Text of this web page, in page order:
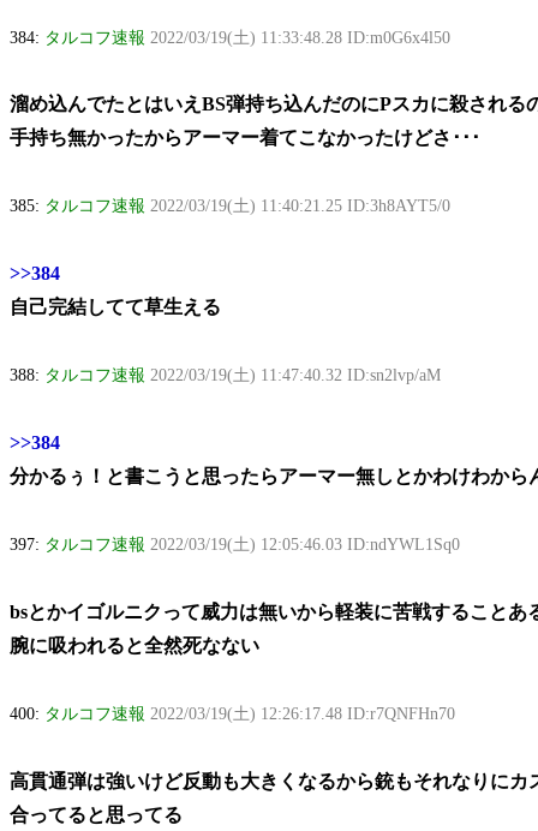
384: タルコフ速報 2022/03/19(土) 11:33:48.28 ID:m0G6x4l50
溜め込んでたとはいえBS弾持ち込んだのにPスカに殺される
手持ち無かったからアーマー着てこなかったけどさ･･･
385: タルコフ速報 2022/03/19(土) 11:40:21.25 ID:3h8AYT5/0
>>384
自己完結してて草生える
388: タルコフ速報 2022/03/19(土) 11:47:40.32 ID:sn2lvp/aM
>>384
分かるぅ！と書こうと思ったらアーマー無しとかわけわから
397: タルコフ速報 2022/03/19(土) 12:05:46.03 ID:ndYWL1Sq0
bsとかイゴルニクって威力は無いから軽装に苦戦することあ
腕に吸われると全然死なない
400: タルコフ速報 2022/03/19(土) 12:26:17.48 ID:r7QNFHn70
高貫通弾は強いけど反動も大きくなるから銃もそれなりに
合ってると思ってる